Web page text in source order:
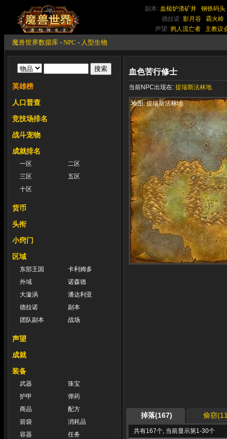
副本: 血槌炉渣矿井
钢铁码头
德拉诺: 影月谷
霜火岭
声望: 鸦人流亡者 主教议
魔兽世界数据库 - NPC - 人型生物
英雄榜
人口普查
竞技场排名
战斗宠物
成就排名
一区
二区
三区
五区
十区
货币
头衔
小窍门
区域
东部王国
卡利姆多
外域
诺森德
大漩涡
潘达利亚
德拉诺
副本
团队副本
战场
声望
成就
装备
武器
珠宝
护甲
弹药
商品
配方
箭袋
消耗品
容器
任务
血色苦行修士
当前NPC出现在: 提瑞斯法林地
地图: 提瑞斯法林地
掉落(167) 偷窃
共有167个, 当前显示第1-30个